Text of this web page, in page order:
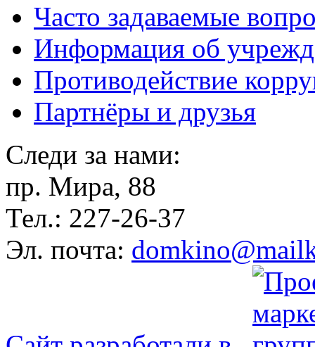
Часто задаваемые
Информация об
Противодействие
Партнёры и друзья
Следи за нами:
пр. Мира, 88
Тел.: 227-26-37
Эл. почта: